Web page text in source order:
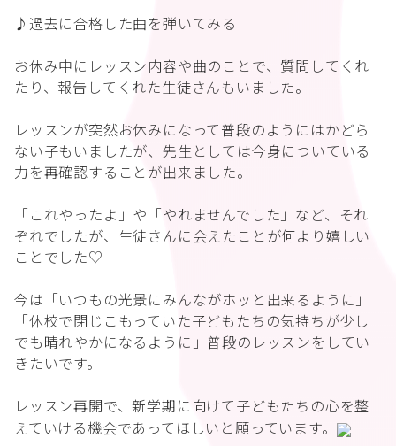
♪過去に合格した曲を弾いてみる
お休み中にレッスン内容や曲のことで、質問してくれ
たり、報告してくれた生徒さんもいました。
レッスンが突然お休みになって普段のようにはかどら
ない子もいましたが、先生としては今身についている
力を再確認することが出来ました。
「これやったよ」や「やれませんでした」など、それ
ぞれでしたが、生徒さんに会えたことが何より嬉しい
ことでした♡
今は「いつもの光景にみんながホッと出来るように」
「休校で閉じこもっていた子どもたちの気持ちが少し
でも晴れやかになるように」普段のレッスンをしてい
きたいです。
レッスン再開で、新学期に向けて子どもたちの心を整
えていける機会であってほしいと願っています。